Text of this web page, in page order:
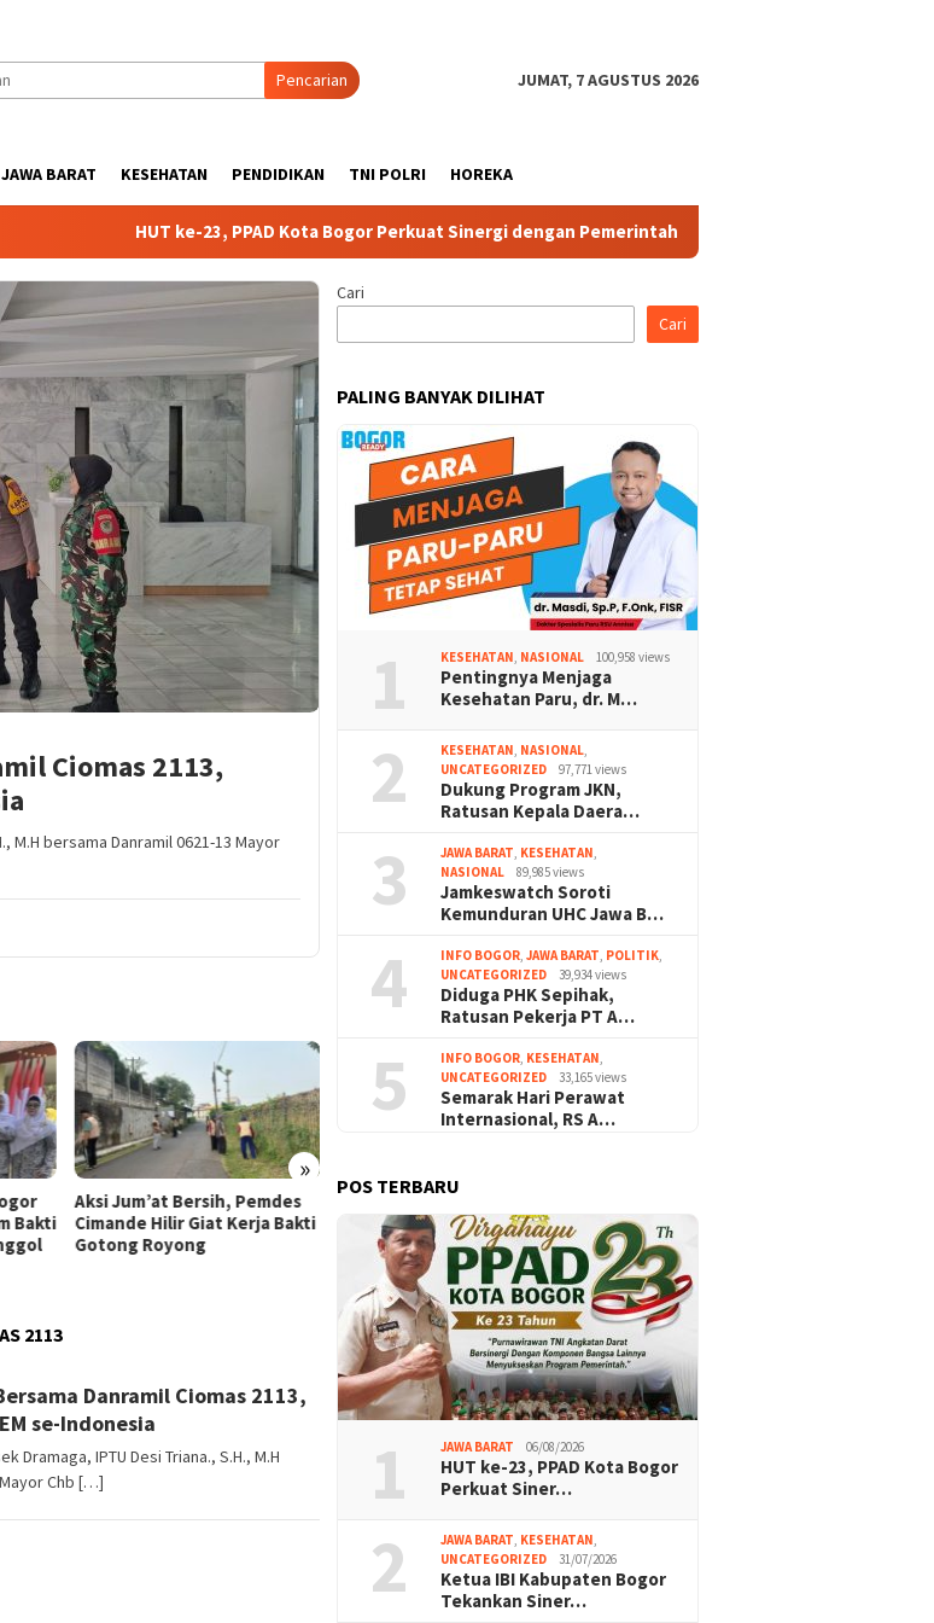
Pencarian JUMAT, 7 AGUSTUS 2026
JAWA BARAT KESEHATAN PENDIDIKAN TNI POLRI HOREKA
HUT ke-23, PPAD Kota Bogor Perkuat Sinergi dengan Pemerintah dan Komponen Masyarakat
Ciomas 2113,
M.H bersama Danramil 0621-13 Mayor
»
Pemdes
Bakti
Prof. Eggi Sudjana: Ada Apa
Penyidik Tidak Sanggup
Jemput Paksa Ahmad
Ahmad Rohani Pimpin Ketua
DKD Kabupaten Bogor, di
Bawah DPC PWRI Bogor Raya
Perkuat Sinergi dengan
Pemerintah dan Komponen
Masyarakat
2113
Danramil Ciomas 2113,
se-Indonesia
Dramaga, IPTU Desi Triana., S.H., M.H
Chb […]
Cari
Cari
PALING BANYAK DILIHAT
1 KESEHATAN NASIONAL 100,958 views
Pentingnya Menjaga
Kesehatan Paru, dr. M…
2 KESEHATAN NASIONAL
UNCATEGORIZED
97,771 views
Dukung Program JKN,
Ratusan Kepala Daera…
3 JAWA BARAT KESEHATAN
NASIONAL
89,985 views
Jamkeswatch Soroti
Kemunduran UHC Jawa B…
4 INFO BOGOR ,JAWA BARAT POLITIK
UNCATEGORIZED
39,934 views
Diduga PHK Sepihak,
Ratusan Pekerja PT A…
5 INFO BOGOR KESEHATAN
UNCATEGORIZED
33,165 views
Semarak Hari Perawat
Internasional, RS A…
POS TERBARU
1 JAWA BARAT 06/08/2026
HUT ke-23, PPAD Kota Bogor
Perkuat Siner…
2 JAWA BARAT KESEHATAN
UNCATEGORIZED
31/07/2026
Ketua IBI Kabupaten Bogor
Tekankan Siner…